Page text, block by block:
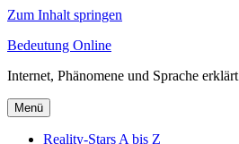
Zum Inhalt springen
Bedeutung Online
Internet, Phänomene und Sprache erklärt
Menü
Reality-Stars A bis Z